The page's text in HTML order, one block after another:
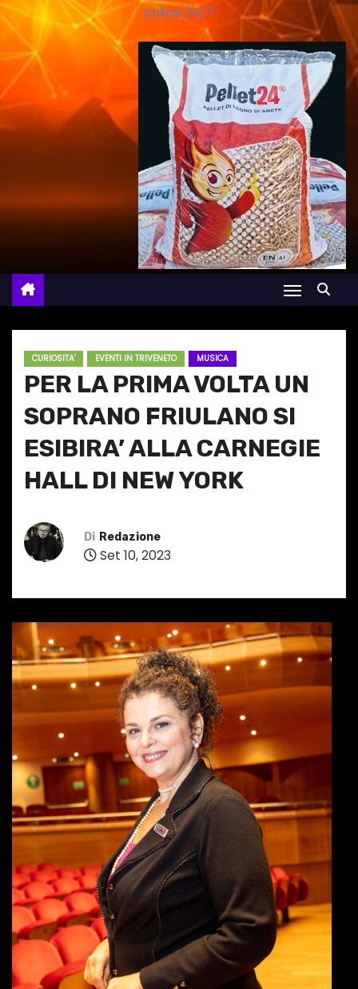
online 24/7
CURIOSITA' EVENTI IN TRIVENETO MUSICA
PER LA PRIMA VOLTA UN
SOPRANO FRIULANO SI
ESIBIRA’ ALLA CARNEGIE
HALL DI NEW YORK
Di Redazione
Set 10, 2023